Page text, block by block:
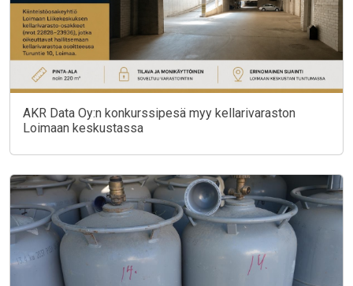
AKR Data Oy:n konkurssipesä myy kellarivaraston
Loimaan keskustassa